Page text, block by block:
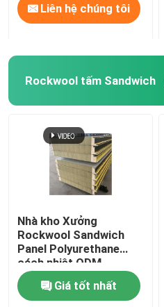
Các sản phẩm
Tham quan nhà máy
Liên hệ chúng tôi
Yêu cầu báo giá
Liên hệ chúng tôi
Rockwool tấm Sandwich
Nhà kho Xưởng
Rockwool Sandwich
Panel Polyurethane
cách nhiệt ODM
Giá tốt nhất